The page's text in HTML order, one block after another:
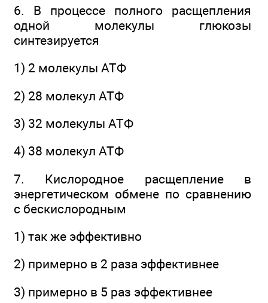
6. В процессе полного расщепления
одной молекулы глюкозы
синтезируется
1) 2 молекулы АТФ
2) 28 молекул АТФ
3) 32 молекулы АТФ
4) 38 молекул АТФ
7. Кислородное расщепление в
энергетическом обмене по сравнению
с бескислородным
1) так же эффективно
2) примерно в 2 раза эффективнее
3) примерно в 5 раз эффективнее